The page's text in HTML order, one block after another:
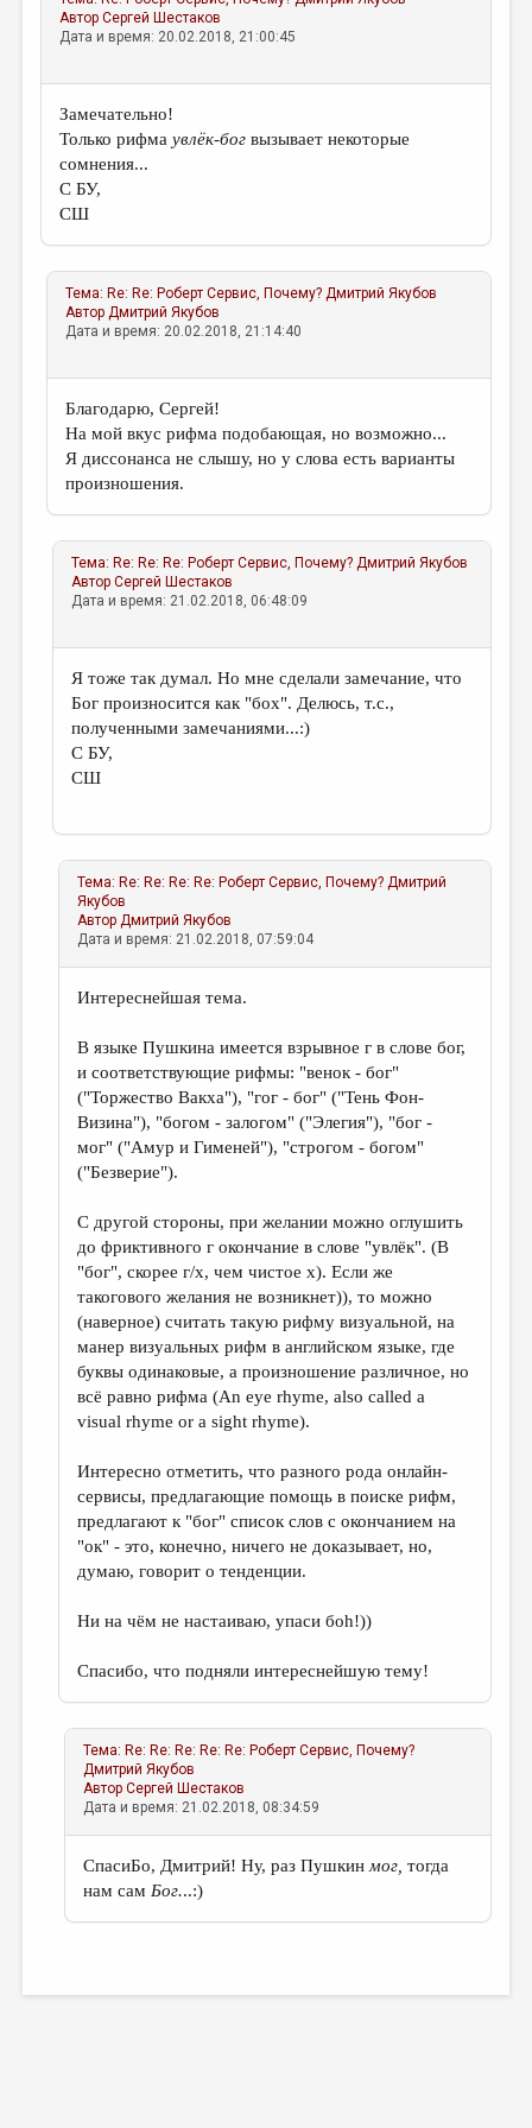
АвторСергей Шестаков
Дата и время: 20.02.2018, 21:00:45
Замечательно!
Только рифмаувлёк-богвызывает некоторые
сомнения...
С БУ,
СШ
Тема: Re: Re: Роберт Сервис, Почему? Дмитрий Якубов
АвторДмитрий Якубов
Дата и время: 20.02.2018, 21:14:40
Благодарю, Сергей!
На мой вкус рифма подобающая, но возможно...
Я диссонанса не слышу, но у слова есть варианты
произношения.
Тема: Re: Re: Re: Роберт Сервис, Почему? Дмитрий Якубов
АвторСергей Шестаков
Дата и время: 21.02.2018, 06:48:09
Я тоже так думал. Но мне сделали замечание, что
Бог произносится как "бох". Делюсь, т.с.,
полученными замечаниями...:)
С БУ,
СШ
Тема: Re: Re: Re: Re: Роберт Сервис, Почему? Дмитрий
Якубов
АвторДмитрий Якубов
Дата и время: 21.02.2018, 07:59:04
Интереснейшая тема.
В языке Пушкина имеется взрывное г в слове бог,
и соответствующие рифмы: "венок - бог"
("Торжество Вакха"), "гог - бог" ("Тень Фон-
Визина"), "богом - залогом" ("Элегия"), "бог -
мог" ("Амур и Гименей"), "строгом - богом"
("Безверие").
С другой стороны, при желании можно оглушить
до фриктивного г окончание в слове "увлёк". (В
"бог", скорее г/х, чем чистое х). Если же
такогового желания не возникнет)), то можно
(наверное) считать такую рифму визуальной, на
манер визуальных рифм в английском языке, где
буквы одинаковые, а произношение различное, но
всё равно рифма (An eye rhyme, also called a
visual rhyme or a sight rhyme).
Интересно отметить, что разного рода онлайн-
сервисы, предлагающие помощь в поиске рифм,
предлагают к "бог" список слов с окончанием на
"ок" - это, конечно, ничего не доказывает, но,
думаю, говорит о тенденции.
Ни на чём не настаиваю, упаси боh!))
Спасибо, что подняли интереснейшую тему!
Тема: Re: Re: Re: Re: Re: Роберт Сервис, Почему?
Дмитрий Якубов
АвторСергей Шестаков
Дата и время: 21.02.2018, 08:34:59
СпасиБо, Дмитрий! Ну, раз Пушкин мог,тогда
нам сам Бог...:)